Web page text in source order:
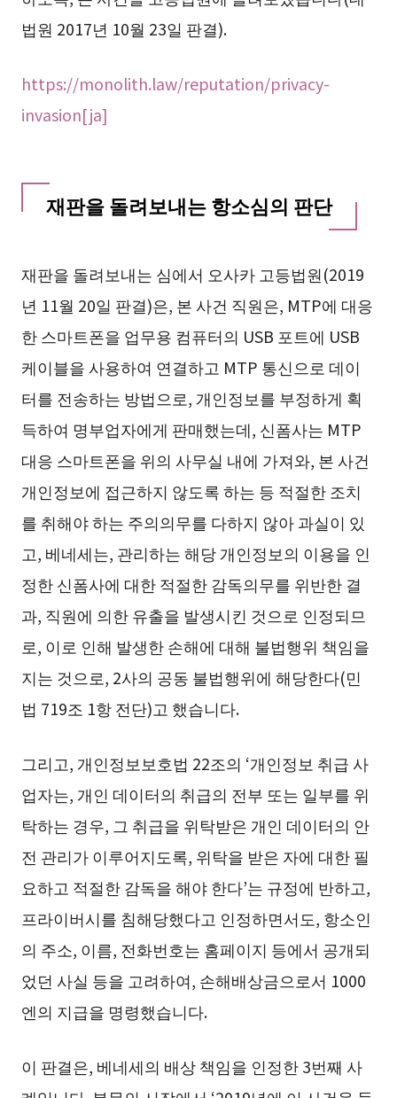
법원 2017년 10월 23일 판결).
https://monolith.law/reputation/privacy-
invasion[ja]
재판을 돌려보내는 항소심의 판단
재판을 돌려보내는 심에서 오사카 고등법원(2019
년 11월 20일 판결)은, 본 사건 직원은, MTP에 대응
한 스마트폰을 업무용 컴퓨터의 USB 포트에 USB
케이블을 사용하여 연결하고 MTP 통신으로 데이
터를 전송하는 방법으로, 개인정보를 부정하게 획
득하여 명부업자에게 판매했는데, 신폼사는 MTP
대응 스마트폰을 위의 사무실 내에 가져와, 본 사건
개인정보에 접근하지 않도록 하는 등 적절한 조치
를 취해야 하는 주의의무를 다하지 않아 과실이 있
고, 베네세는, 관리하는 해당 개인정보의 이용을 인
정한 신폼사에 대한 적절한 감독의무를 위반한 결
과, 직원에 의한 유출을 발생시킨 것으로 인정되므
로, 이로 인해 발생한 손해에 대해 불법행위 책임을
지는 것으로, 2사의 공동 불법행위에 해당한다(민
법 719조 1항 전단)고 했습니다.
그리고, 개인정보보호법 22조의 ‘개인정보 취급 사
업자는, 개인 데이터의 취급의 전부 또는 일부를 위
탁하는 경우, 그 취급을 위탁받은 개인 데이터의 안
전 관리가 이루어지도록, 위탁을 받은 자에 대한 필
요하고 적절한 감독을 해야 한다’는 규정에 반하고,
프라이버시를 침해당했다고 인정하면서도, 항소인
의 주소, 이름, 전화번호는 홈페이지 등에서 공개되
었던 사실 등을 고려하여, 손해배상금으로서 1000
엔의 지급을 명령했습니다.
이 판결은, 베네세의 배상 책임을 인정한 3번째 사